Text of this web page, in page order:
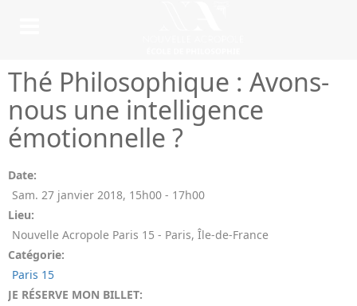
Thé Philosophique : Avons-
nous une intelligence
émotionnelle ?
Date:
Sam. 27 janvier 2018, 15h00 - 17h00
Lieu:
Nouvelle Acropole Paris 15 - Paris, Île-de-France
Catégorie:
Paris 15
JE RÉSERVE MON BILLET: